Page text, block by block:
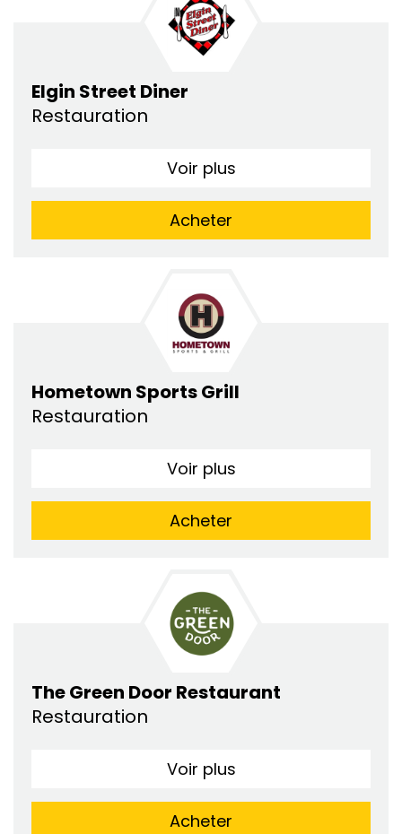
Elgin Street Diner
Restauration
Voir plus
Acheter
Hometown Sports Grill
Restauration
Voir plus
Acheter
The Green Door Restaurant
Restauration
Voir plus
Acheter